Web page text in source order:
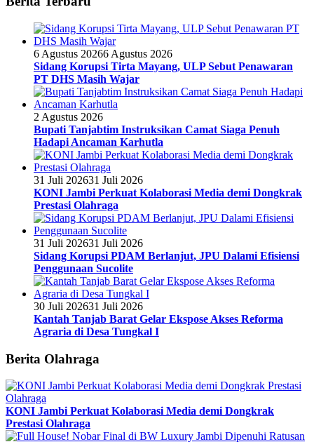
6 Agustus 20266 Agustus 2026
Sidang Korupsi Tirta Mayang, ULP Sebut Penawaran
PT DHS Masih Wajar
2 Agustus 2026
Bupati Tanjabtim Instruksikan Camat Siaga Penuh
Hadapi Ancaman Karhutla
31 Juli 202631 Juli 2026
KONI Jambi Perkuat Kolaborasi Media demi Dongkrak
Prestasi Olahraga
31 Juli 202631 Juli 2026
Sidang Korupsi PDAM Berlanjut, JPU Dalami Efisiensi
Penggunaan Sucolite
30 Juli 202631 Juli 2026
Kantah Tanjab Barat Gelar Ekspose Akses Reforma
Agraria di Desa Tungkal I
Berita Olahraga
KONI Jambi Perkuat Kolaborasi Media demi Dongkrak
Prestasi Olahraga